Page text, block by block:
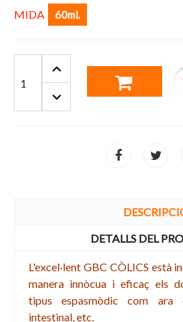
MIDA 60ml.
DETALLS DEL
L'excel·lent GBC CÒLICS està
manera innòcua i eficaç els
tipus espasmòdic com ara
intestinal, etc.